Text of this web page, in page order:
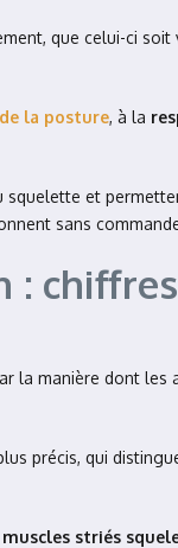
que celui-ci
la posture, à la
et
sans
:
la manière dont
précis, qui
striés